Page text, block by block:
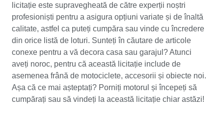
licitație este supravegheată de către experții noștri
profesioniști pentru a asigura opțiuni variate și de înaltă
calitate, astfel ca puteți cumpăra sau vinde cu încredere
din orice listă de loturi. Sunteți în căutare de articole
conexe pentru a vă decora casa sau garajul? Atunci
aveți noroc, pentru că această licitație include de
asemenea frână de motociclete, accesorii și obiecte noi.
Așa că ce mai așteptați? Porniți motorul și începeți să
cumpărați sau să vindeți la această licitație chiar astăzi!